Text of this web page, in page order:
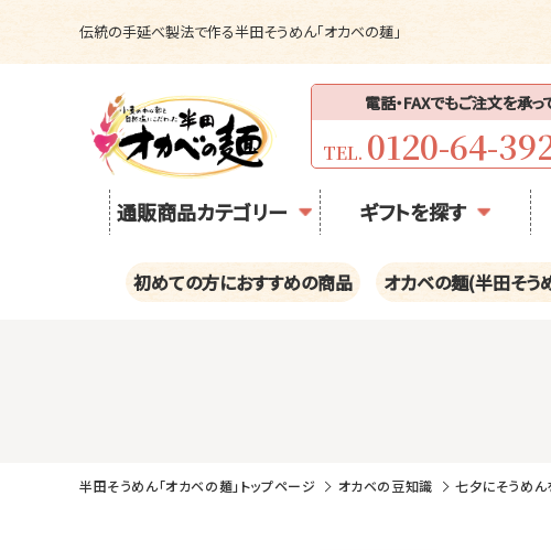
伝統の手延べ製法で作る半田そうめん「オカベの麺」
電話・FAXでもご注文を承っ
TEL. 0120-64-
通販商品カテゴリー ギフトを探す
初めての方におすすめの商品 オカベの麺(半田そう
半田そうめん「オカベの麺」トップページ オカベの豆知識 七夕にそうめ